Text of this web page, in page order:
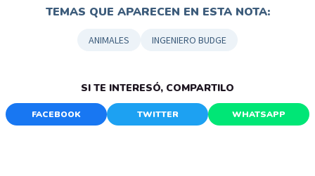
TEMAS QUE APARECEN EN ESTA NOTA:
ANIMALES INGENIERO BUDGE
SI TE INTERESÓ, COMPARTILO
FACEBOOK TWITTER WHATSAPP